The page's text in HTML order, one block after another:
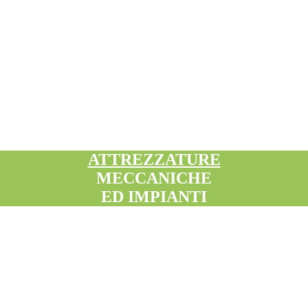
ATTREZZATURE
MECCANICHE
ED IMPIANTI